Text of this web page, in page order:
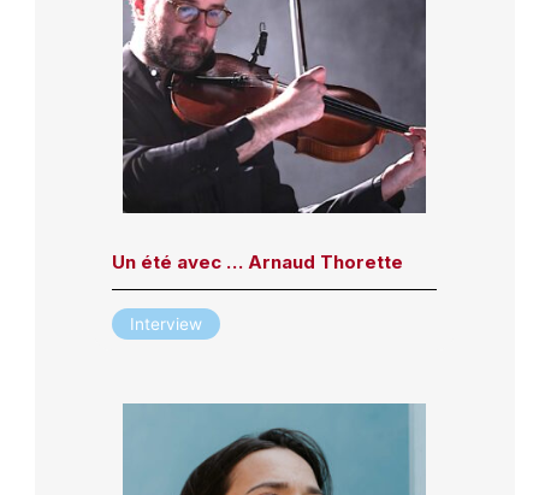
Un été avec … Arnaud Thorette
Interview